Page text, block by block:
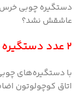
دستگیره‌ چوبی
عاشقش نشد؟
2 عدد دستگیره چوبی
با دستگیره‌های
اتاق کوچولوتون